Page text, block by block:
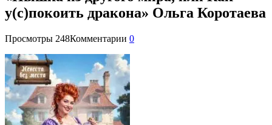
у(с)покоить дракона» Ольга Коротаева
Просмотры 248Комментарии 0